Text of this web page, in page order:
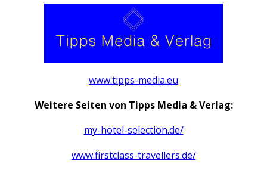
www.tipps-media.eu
Weitere Seiten von Tipps Media & Verlag:
my-hotel-selection.de/
www.firstclass-travellers.de/